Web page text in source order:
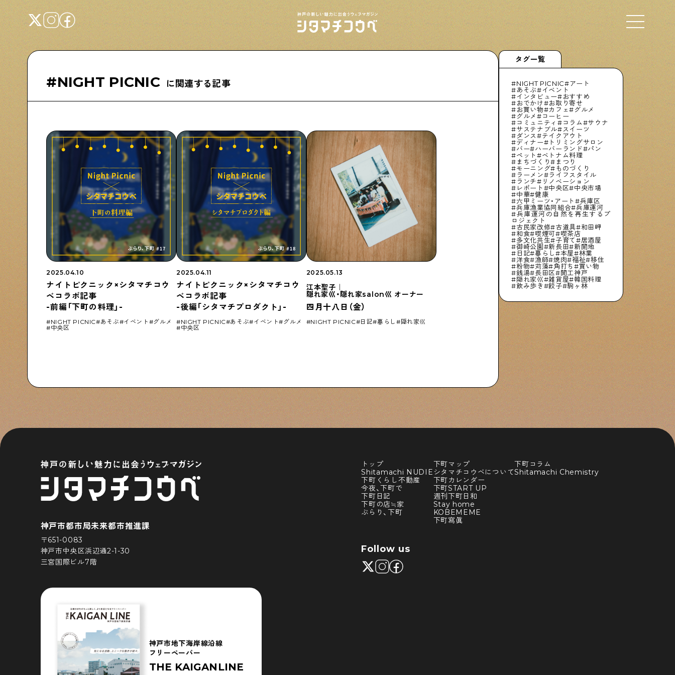
Select Language▼
下町くらし不動産
物件情報やリノベーション事例を紹介します
下町日記
下町に暮らす人たちに日記を書いてもらいま
した
下町の店≒家
下町ならではの家みたいな店を紹介する記事
です
ぶらり、下町
下町の特集記事です
下町コラム
下町の「あの人」が書く連載記事です
Shitamachi Chemistry
下町の「あの人」×「あの人」の科学反応を楽し
む企画です
シタマチコウベについて 下町マップ 下町カレンダー 下町START UP 週刊下町日和 Stay Home
#NIGHT PICNIC に関連する記事
2025.04.10
ナイトピクニック×シタマチコウ
ベコラボ記事
-前編「下町の料理」-
NIGHT PICNIC あそぶ イベント
グルメ
中央区
2025.04.11
ナイトピクニック×シタマチコウ
ベコラボ記事
-後編「シタマチプロダクト」-
NIGHT PICNIC あそぶ イベント
グルメ
中央区
2025.05.13
江本聖子｜
隠れ家巛・隠れ家salon巛 オーナー
四月十八日（金）
NIGHT PICNIC 日記 暮らし 隠れ家巛
タグ一覧
NIGHT PICNIC
アート
あそぶ
イベント
インタビュー
おすすめ
おでかけ
お取り寄せ
お買い物
カフェ
グルメ
グルメ
コーヒー
コミュニティ
コラム
サウナ
サステナブル
スイーツ
ダンス
テイクアウト
ディナー
トリミングサロン
バー
ハーバーランド
パン
ペット
ベトナム料理
まちづくり
まつり
モーニング
ものづくり
ラーメン
ライフスタイル
ランチ
リノベーション
レポート
中央区
中央市場
中華
健康
六甲ミーツ・アート
兵庫区
兵庫漁業協同組合
兵庫運河
兵庫運河の自然を再生するプ
ロジェクト
古民家改修
古道具
和田岬
和食
喫煙可
喫茶店
多文化共生
子育て
居酒屋
御崎公園
新長田
新開地
日記
暮らし 本屋
林業
洋食
漁師 焼肉 福祉
移住
粉物
苅藻 角打ち
買い物
銭湯
長田区
開工神戸
隠れ家巛
雑貨屋
韓国料理
飲み歩き
餃子 駒ヶ林
トップ
Shitamachi NUDIE
下町くらし不動産
今夜、下町で
下町日記
下町の店≒家
ぶらり、下町
下町マップ
シタマチコウベについて
下町カレンダー
下町START UP
週刊下町日和
Stay home
KOBEMEME
下町寫眞
下町コラム
Shitamachi Chemistry
Follow us
神戸市都市局未来都市推進課
〒651-0083
神戸市中央区浜辺通2-1-30
三宮国際ビル7階
神戸市地下海岸線沿線
フリーペーパー
THE KAIGANLINE